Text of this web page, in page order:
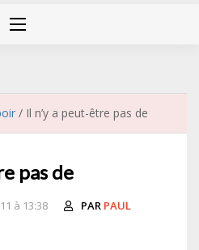
/ Il n’y a peut-être pas de
pas de
à 13:38 PAR PAUL